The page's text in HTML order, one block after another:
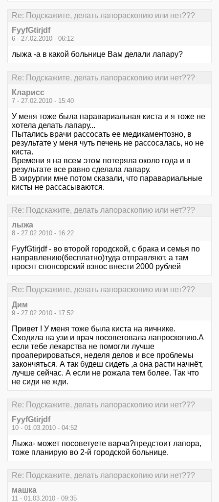
Re: Подскажите, делать лапораскопию или нет???
FyyfGtirjdf
6 - 27.02.2010 - 06:12
лыжа -а в какой больнице Вам делали лапару?
Re: Подскажите, делать лапораскопию или нет???
Кларисс
7 - 27.02.2010 - 15:40
У меня тоже была паравариальная киста и я тоже не
хотела делать лапару...
Пытались врачи рассосать ее медикаментозно, в
результате у меня чуть печень не рассосалась, но не
киста.
Времени я на всем этом потеряла около года и в
результате все равно сделала лапару.
В хирургии мне потом сказали, что паравариальные
кисты не рассасываются.
Re: Подскажите, делать лапораскопию или нет???
лыжа
8 - 27.02.2010 - 16:22
FyyfGtirjdf - во второй городской, с брака и семья по
направлению(бесплатно)туда отправляют, а там
просят спонсорский взнос внести 2000 рублей
Re: Подскажите, делать лапораскопию или нет???
Дим
9 - 27.02.2010 - 17:52
Привет ! У меня тоже была киста на яичнике.
Сходила на узи и врач посоветовала лапроскопию.А
если тебе лекарства не помогли лучше
проаперироваться, неделя делов и все проблемы
закончяться. А так будеш сидеть ,а она расти начнёт,
лучше сейчас. А если не рожала тем более. Так что
не сиди не жди.
Re: Подскажите, делать лапораскопию или нет???
FyyfGtirjdf
10 - 01.03.2010 - 04:52
Лыжа- может посоветуете варча?предстоит лапора,
тоже планирую во 2-й городской больнице.
Re: Подскажите, делать лапораскопию или нет???
машка
11 - 01.03.2010 - 09:35